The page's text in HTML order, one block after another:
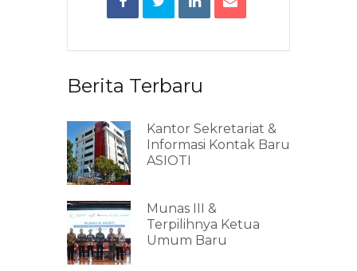
Berita Terbaru
Kantor Sekretariat &
Informasi Kontak Baru
ASIOTI
Munas III &
Terpilihnya Ketua
Umum Baru